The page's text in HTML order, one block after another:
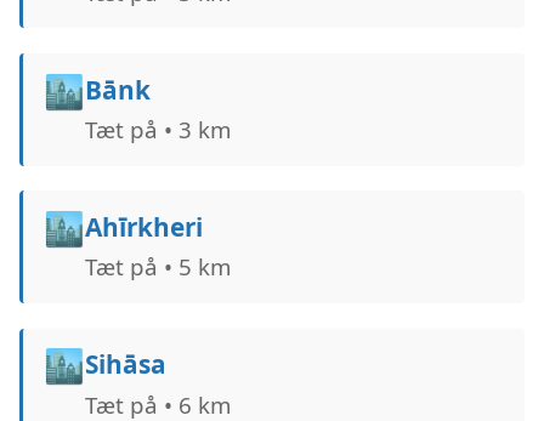
🏙️Bānk
Tæt på • 3 km
🏙️Ahīrkheri
Tæt på • 5 km
🏙️Sihāsa
Tæt på • 6 km